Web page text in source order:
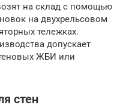
на склад с помощью
на двухрельсовом
тележках.
допускает
ЖБИ или
стен